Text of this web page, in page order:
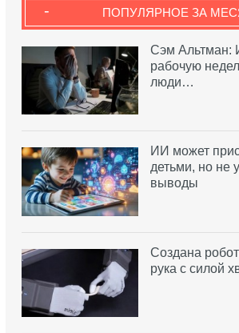
ПОПУЛЯРНОЕ ЗА
-
Сэм Альтман:
рабочую
люди…
ИИ может
детьми, но не
выводы
Создана
рука с силой